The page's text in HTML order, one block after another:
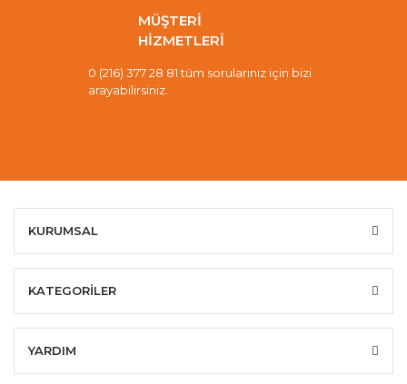
MÜŞTERİ
HİZMETLERİ
0 (216) 377 28 81 tüm sorularınız için bizi
arayabilirsiniz.
KURUMSAL
KATEGORİLER
YARDIM